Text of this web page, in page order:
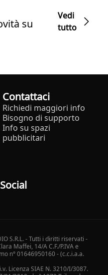
su
Vedi
tutto
Contattaci
Richiedi maggiori info
Bisogno di supporto
Info su spazi
pubblicitari
S.R.L. - Tutti i diritti riservati -
Maffei, 14/A C.F./P.IVA e
n° 01646950160 - (c.c.i.a.a.
Licenza SIAE N. 3210/I/3087.